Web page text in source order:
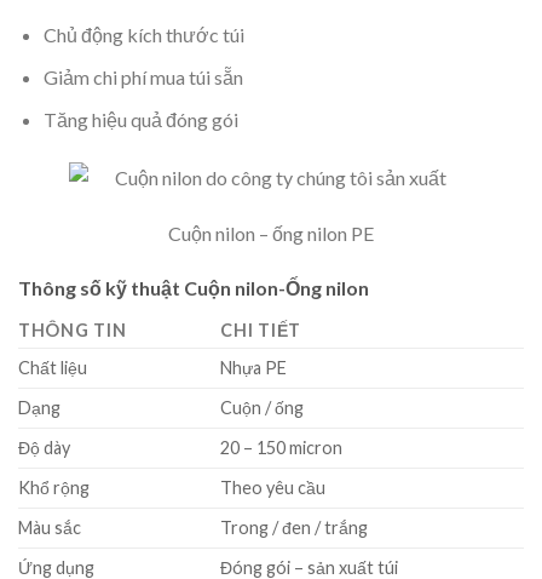
Chủ động kích thước túi
Giảm chi phí mua túi sẵn
Tăng hiệu quả đóng gói
Cuộn nilon – ống nilon PE
Thông số kỹ thuật Cuộn nilon-Ống nilon
THÔNG TIN
CHI TIẾT
Chất liệu
Nhựa PE
Dạng
Cuộn / ống
Độ dày
20 – 150 micron
Khổ rộng
Theo yêu cầu
Màu sắc
Trong / đen / trắng
Ứng dụng
Đóng gói – sản xuất túi